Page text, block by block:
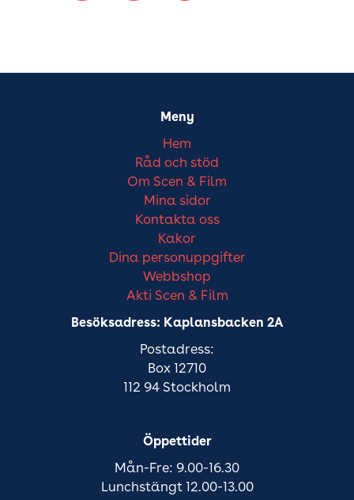
Meny
Hem
Råd och stöd
Om Scen & Film
Mina sidor
Kontakta oss
Kakor
Dina personuppgifter
Webbshop
Akti Scen & Film
Besöksadress: Kaplansbacken 2A
Postadress:
Box 12710
112 94 Stockholm
Öppettider
Mån-Fre: 9.00-16.30
Lunchstängt 12.00-13.00